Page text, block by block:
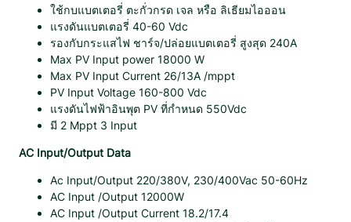
0
ใช้กบแบตเตอรี่ ตะกั่วกรด เจล หรือ ลิเธียมไอออน
แรงดันแบตเตอรี่ 40-60 Vdc
รองกับกระแสไฟ ชาร์จ/ปล่อยแบตเตอรี่ สูงสุด 240A
Max PV Input power 18000 W
Max PV Input Current 26/13A /mppt
PV Input Voltage 160-800 Vdc
แรงดันไฟฟ้าอินพุต PV ที่กำหนด 550Vdc
มี 2 Mppt 3 Input
AC Input/Output Data
Ac Input/Output 220/380V, 230/400Vac 50-60Hz
AC Input /Output 12000W
AC Input /Output Current 18.2/17.4